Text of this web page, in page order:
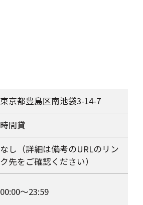
東京都豊島区南池袋3-14-7
時間貸
なし（詳細は備考のURLのリン
ク先をご確認ください）
00:00～23:59